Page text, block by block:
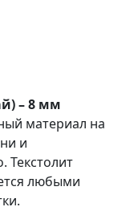
– 8 мм
материал на
и
Текстолит
любыми